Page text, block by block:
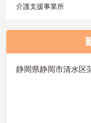
介護支援事業所
静岡県静岡市清水区